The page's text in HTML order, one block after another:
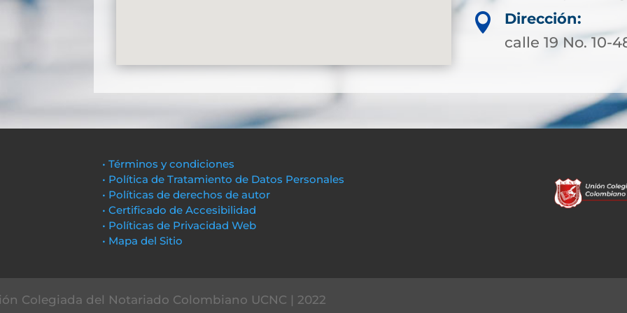

Dirección:
calle 19 No. 10-
• Términos y condiciones
• Política de Tratamiento de Datos Personales
• Políticas de derechos de autor
• Certificado de Accesibilidad
• Políticas de Privacidad Web
• Mapa del Sitio
Colegiada del Notariado Colombiano UCNC | 2022